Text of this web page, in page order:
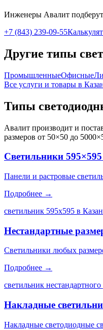
Инженеры Авалит подберут
+7 (843) 239-09-55
Другие типы
ПромышленныеОфисные
Все услуги и товары в
Типы
Авалит производит и
размеров от 50×50 до
Светильники
Панели и растровые
Подробнее →
светильник 595х595 в
Нестандартные
Светильники любых
Подробнее →
светильник
Накладные
Накладные светодиодные